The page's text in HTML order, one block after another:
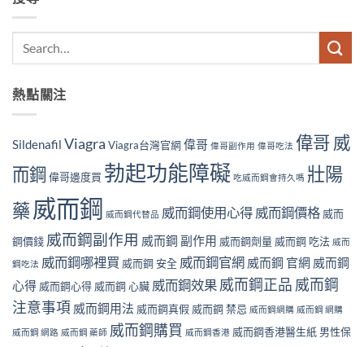
熱點關注
Sildenafil Viagra Viagra台灣官網偉哥 偉哥副作用 偉哥吃法 偉哥 威
而鋼 偉哥邊度買 勃起功能障礙 吃威而鋼會持久嗎 壯陽
藥 威而鋼 威而鋼代替品 威而鋼使用心得 威而鋼價格 威而
鋼價錢 威而鋼副作用 威而鋼 副作用 威而鋼劑量 威而鋼 吃法 威而
鋼吃法 威而鋼哪裡買 威而鋼 安全 威而鋼官網 威而鋼 官網 威而鋼
心得 威而鋼心得 威而鋼 心臟 威而鋼效果 威而鋼正品 威而鋼
注意事項 威而鋼用法 威而鋼真假 威而鋼 禁忌 威而鋼網購 威而鋼 網購
威而鋼 網路 威而鋼 藥師 威而鋼購買 威而鋼香港 威而鋼香港醫生紙 男性保